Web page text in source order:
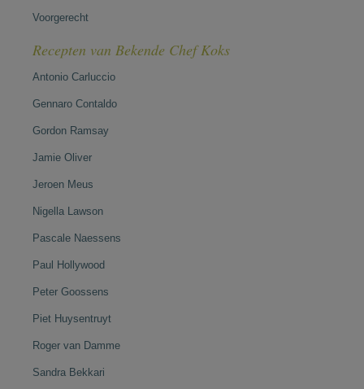
Voorgerecht
Recepten van Bekende Chef Koks
Antonio Carluccio
Gennaro Contaldo
Gordon Ramsay
Jamie Oliver
Jeroen Meus
Nigella Lawson
Pascale Naessens
Paul Hollywood
Peter Goossens
Piet Huysentruyt
Roger van Damme
Sandra Bekkari